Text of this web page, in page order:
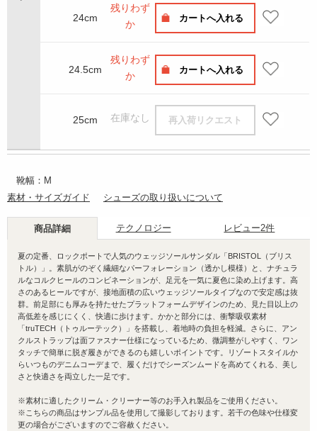
24cm
残りわず
か
カートへ入れる
24.5cm
残りわず
か
カートへ入れる
25cm 在庫なし 再入荷リクエスト
靴幅：M
素材・サイズガイド
シューズの取り扱いについて
商品詳細 テクノロジー レビュー2件
夏の定番、ロックポートで人気のウェッジソールサンダル「BRISTOL（ブリス
トル）」。素肌がのぞく繊細なパーフォレーション（透かし模様）と、ナチュラ
ルなコルクヒールのコンビネーションが、足元を一気に夏色に染め上げます。高
さのあるヒールですが、接地面積の広いウェッジソールタイプなので安定感は抜
群。前足部にも厚みを持たせたプラットフォームデザインのため、見た目以上の
高低差を感じにくく、快適に歩けます。かかと部分には、衝撃吸収素材
「truTECH（トゥルーテック）」を搭載し、着地時の負担を軽減。さらに、アン
クルストラップは面ファスナー仕様になっているため、微調整がしやすく、ワン
タッチで簡単に脱ぎ履きができるのも嬉しいポイントです。リゾートスタイルか
らいつものデニムコーデまで、履くだけでシーズンムードを高めてくれる、美し
さと快適さを両立した一足です。
※素材に適したクリーム・クリーナー等のお手入れ製品をご使用ください。
※こちらの商品はサンプル品を使用して撮影しております。若干の色味や仕様変
更の場合がございますのでご容赦ください。